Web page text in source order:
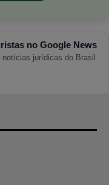
no Google News
jurídicas do Brasil